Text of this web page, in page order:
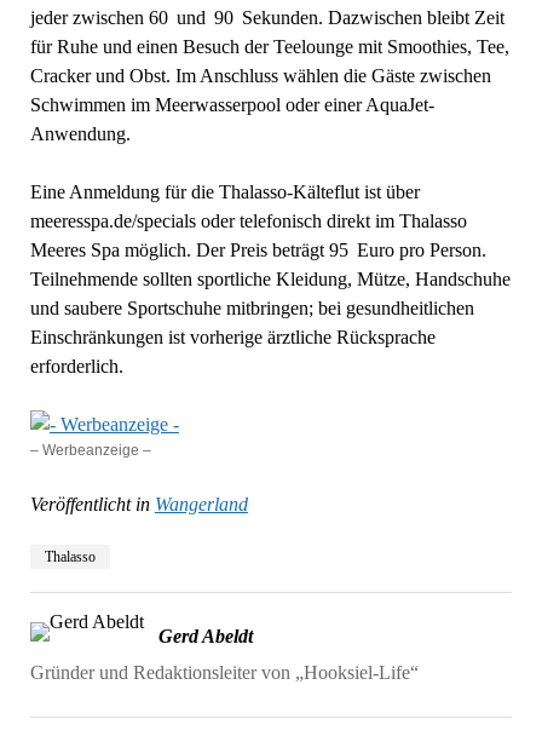
jeder zwischen 60 und 90 Sekunden. Dazwischen bleibt Zeit
für Ruhe und einen Besuch der Teelounge mit Smoothies, Tee,
Cracker und Obst. Im Anschluss wählen die Gäste zwischen
Schwimmen im Meerwasserpool oder einer AquaJet-
Anwendung.
Eine Anmeldung für die Thalasso-Kälteflut ist über
meeresspa.de/specials oder telefonisch direkt im Thalasso
Meeres Spa möglich. Der Preis beträgt 95 Euro pro Person.
Teilnehmende sollten sportliche Kleidung, Mütze, Handschuhe
und saubere Sportschuhe mitbringen; bei gesundheitlichen
Einschränkungen ist vorherige ärztliche Rücksprache
erforderlich.
– Werbeanzeige –
Veröffentlicht in Wangerland
Thalasso
Gerd Abeldt
Gründer und Redaktionsleiter von „Hooksiel-Life“